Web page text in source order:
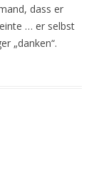
dass er
… er selbst
„danken“.